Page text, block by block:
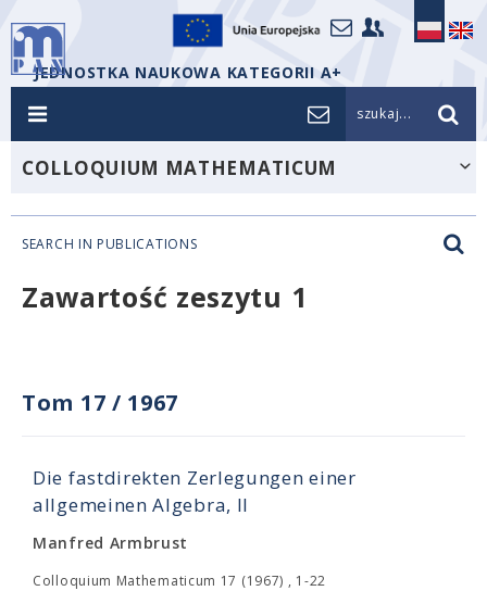
JEDNOSTKA NAUKOWA KATEGORII A+
szukaj...
COLLOQUIUM MATHEMATICUM
SEARCH IN PUBLICATIONS
Zawartość zeszytu 1
Tom 17 / 1967
Die fastdirekten Zerlegungen einer
allgemeinen Algebra, II
Manfred Armbrust
Colloquium Mathematicum 17 (1967) , 1-22